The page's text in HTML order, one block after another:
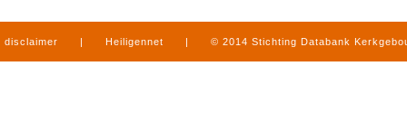
disclaimer | Heiligennet | © 2014 Stichting Databank